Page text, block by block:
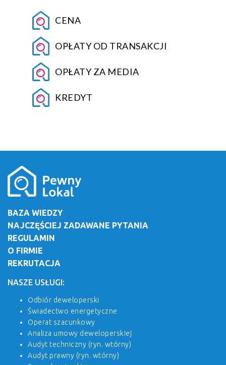
CENA
OPŁATY OD TRANSAKCJI
OPŁATY ZA MEDIA
KREDYT
BAZA WIEDZY
NAJCZĘŚCIEJ ZADAWANE PYTANIA
REGULAMIN
O FIRMIE
REKRUTACJA
NASZE USŁUGI:
Odbiór deweloperski
Świadectwo energetyczne
Operat szacunkowy
Analiza umowy deweloperskiej
Audyt techniczny (ryn. wtórny)
Audyt prawny (ryn. wtórny)